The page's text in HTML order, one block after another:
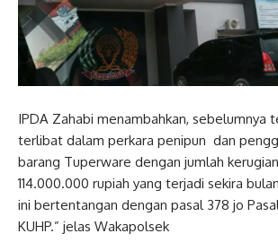
IPDA Zahabi menambahkan, sebelumnya
terlibat dalam perkara penipun dan
barang Tuperware dengan jumlah
114.000.000 rupiah yang terjadi sekira
ini bertentangan dengan pasal 378 jo
KUHP.” jelas Wakapolsek